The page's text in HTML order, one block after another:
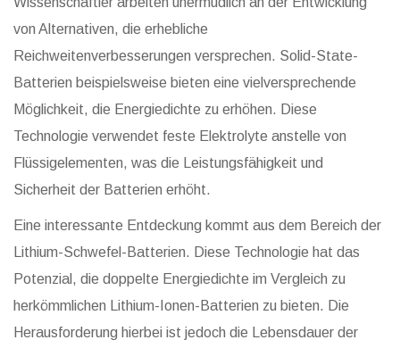
von Alternativen, die erhebliche
Reichweitenverbesserungen versprechen. Solid-State-
Batterien beispielsweise bieten eine vielversprechende
Möglichkeit, die Energiedichte zu erhöhen. Diese
Technologie verwendet feste Elektrolyte anstelle von
Flüssigelementen, was die Leistungsfähigkeit und
Sicherheit der Batterien erhöht.
Eine interessante Entdeckung kommt aus dem Bereich der
Lithium-Schwefel-Batterien. Diese Technologie hat das
Potenzial, die doppelte Energiedichte im Vergleich zu
herkömmlichen Lithium-Ionen-Batterien zu bieten. Die
Herausforderung hierbei ist jedoch die Lebensdauer der